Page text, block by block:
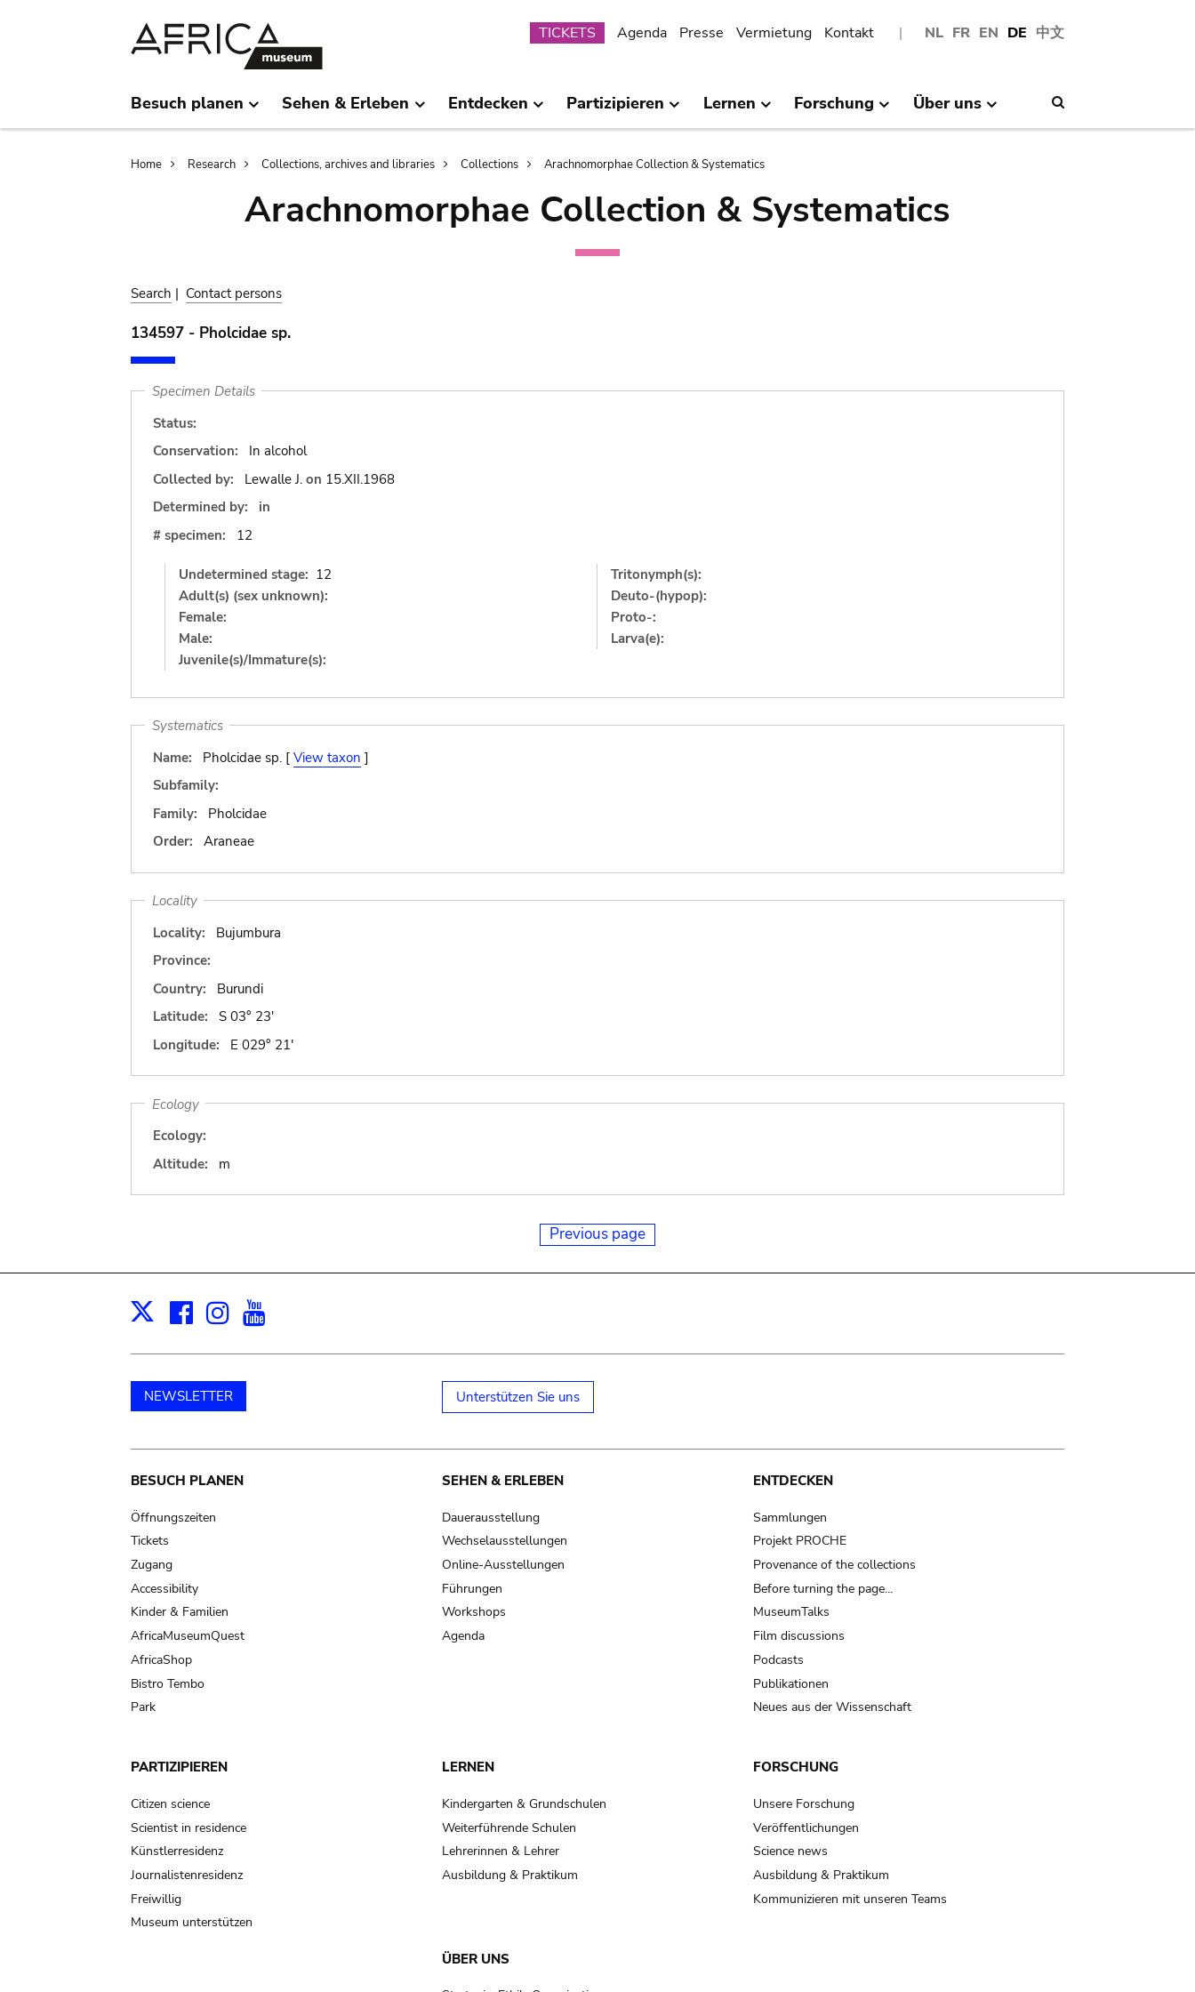
NL FR EN DE 中文
Submenu
TICKETS Agenda Presse Vermietung Kontakt
Besuch planen Sehen & Erleben Entdecken Partizipieren Lernen Forschung Über uns
Breadcrumb
Home Research Collections, archives and libraries Collections Arachnomorphae Collection & Systematics
Arachnomorphae Collection & Systematics
Search | Contact persons
134597 - Pholcidae sp.
Specimen Details
Status:
Conservation:
In alcohol
Collected by:
Lewalle J. on 15.XII.1968
Determined by:
in
# specimen:
12
Undetermined stage: 12
Adult(s) (sex unknown):
Female:
Male:
Juvenile(s)/Immature(s):
Tritonymph(s):
Deuto-(hypop):
Proto-:
Larva(e):
Systematics
Name:
Pholcidae sp. [ View taxon ]
Subfamily:
Family:
Pholcidae
Order:
Araneae
Locality
Locality:
Bujumbura
Province:
Country:
Burundi
Latitude:
S 03° 23'
Longitude:
E 029° 21'
Ecology
Ecology:
Altitude:
m
Previous page
X Facebook
Instagram
NEWSLETTER Unterstützen Sie uns
Main
navigation
BESUCH PLANEN
Öffnungszeiten
Tickets
Zugang
Accessibility
Kinder & Familien
AfricaMuseumQuest
AfricaShop
Bistro Tembo
Park
SEHEN & ERLEBEN
Dauerausstellung
Wechselausstellungen
Online-Ausstellungen
Führungen
Workshops
Agenda
ENTDECKEN
Sammlungen
Projekt PROCHE
Provenance of the collections
Before turning the page…
MuseumTalks
Film discussions
Podcasts
Publikationen
Neues aus der Wissenschaft
PARTIZIPIEREN
Citizen science
Scientist in residence
Künstlerresidenz
Journalistenresidenz
Freiwillig
Museum unterstützen
LERNEN
Kindergarten & Grundschulen
Weiterführende Schulen
Lehrerinnen & Lehrer
Ausbildung & Praktikum
FORSCHUNG
Unsere Forschung
Veröffentlichungen
Science news
Ausbildung & Praktikum
Kommunizieren mit unseren Teams
ÜBER UNS